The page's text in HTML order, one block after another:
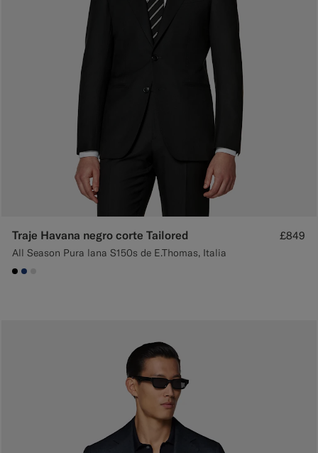
Traje Havana negro corte Tailored
All Season Pura lana S150s de E.Thomas, Italia
£849
#000000
#1C3D7A